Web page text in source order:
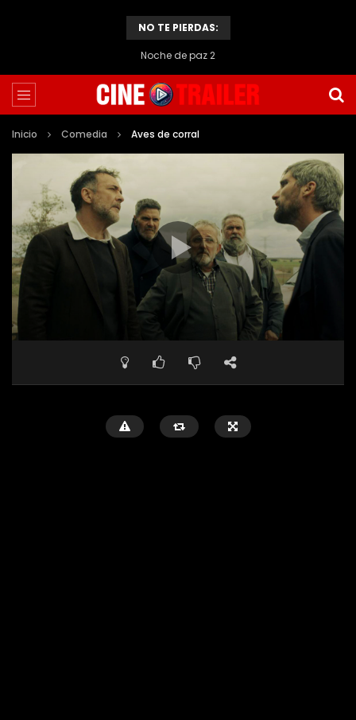
NO TE PIERDAS:
Noche de paz 2
Inicio Comedia Aves de corral